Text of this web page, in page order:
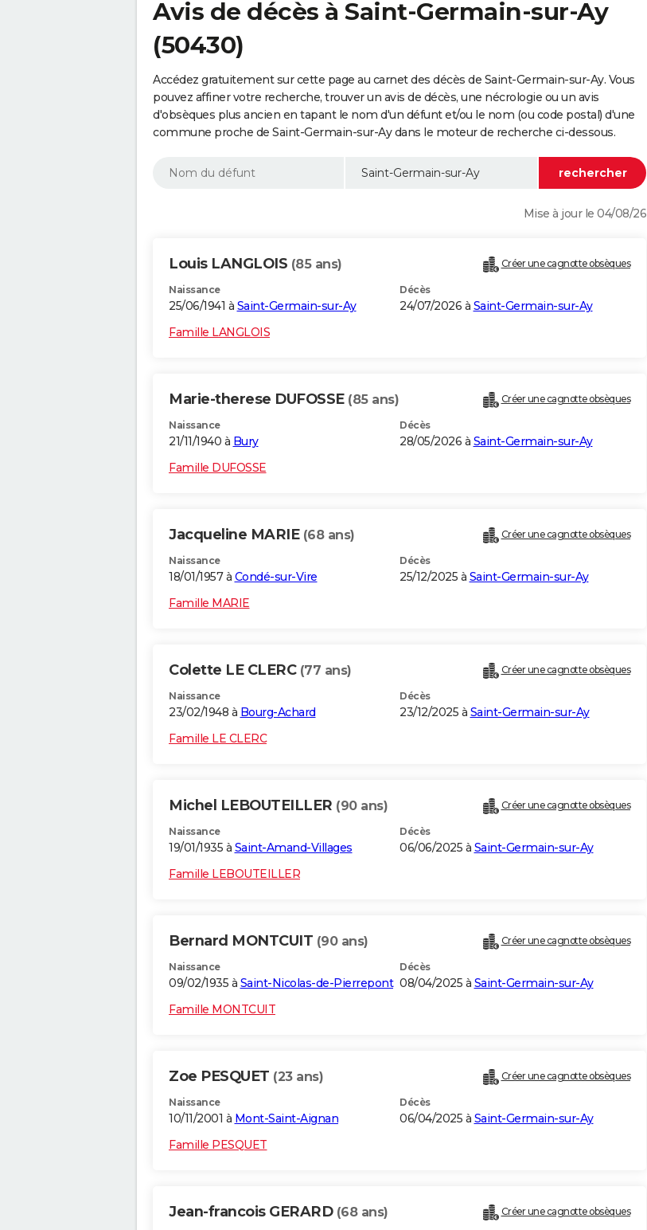
Avis de décès à Saint-Germain-sur-Ay
(50430)
Accédez gratuitement sur cette page au carnet des décès de Saint-Germain-sur-Ay. Vous
pouvez affiner votre recherche, trouver un avis de décès, une nécrologie ou un avis
d'obsèques plus ancien en tapant le nom d'un défunt et/ou le nom (ou code postal) d'une
commune proche de Saint-Germain-sur-Ay dans le moteur de recherche ci-dessous.
Mise à jour le 04/08/26
Louis LANGLOIS (85 ans) Créer une cagnotte obsèques
Naissance
25/06/1941 à Saint-Germain-sur-Ay
Décès
24/07/2026 à Saint-Germain-sur-Ay
Famille LANGLOIS
Marie-therese DUFOSSE (85 ans) Créer une cagnotte obsèques
Naissance
21/11/1940 à Bury
Décès
28/05/2026 à Saint-Germain-sur-Ay
Famille DUFOSSE
Jacqueline MARIE (68 ans) Créer une cagnotte obsèques
Naissance
18/01/1957 à Condé-sur-Vire
Décès
25/12/2025 à Saint-Germain-sur-Ay
Famille MARIE
Colette LE CLERC (77 ans) Créer une cagnotte obsèques
Naissance
23/02/1948 à Bourg-Achard
Décès
23/12/2025 à Saint-Germain-sur-Ay
Famille LE CLERC
Michel LEBOUTEILLER (90 ans) Créer une cagnotte obsèques
Naissance
19/01/1935 à Saint-Amand-Villages
Décès
06/06/2025 à Saint-Germain-sur-Ay
Famille LEBOUTEILLER
Bernard MONTCUIT (90 ans) Créer une cagnotte obsèques
Naissance
09/02/1935 à Saint-Nicolas-de-Pierrepont
Décès
08/04/2025 à Saint-Germain-sur-Ay
Famille MONTCUIT
Zoe PESQUET (23 ans) Créer une cagnotte obsèques
Naissance
10/11/2001 à Mont-Saint-Aignan
Décès
06/04/2025 à Saint-Germain-sur-Ay
Famille PESQUET
Jean-francois GERARD (68 ans) Créer une cagnotte obsèques